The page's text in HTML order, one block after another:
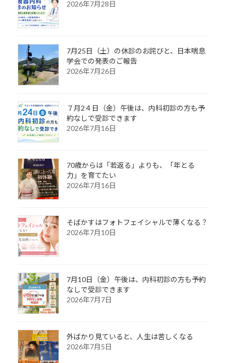
2026年7月28日
7月25日（土）の休診のお詫びと、日本喘息
学会での発表のご報告
2026年7月26日
７月2４日（金）午後は、内科初診の方も予
約なしで受診できます
2026年7月16日
70歳からは「若返る」よりも、「年とる
力」を育てたい
2026年7月16日
そばかすはフォトフェイシャルで薄くなる？
2026年7月10日
7月10日（金）午後は、内科初診の方も予約
なしで受診できます
2026年7月7日
外ばかり見ていると、人生は苦しくなる
2026年7月5日